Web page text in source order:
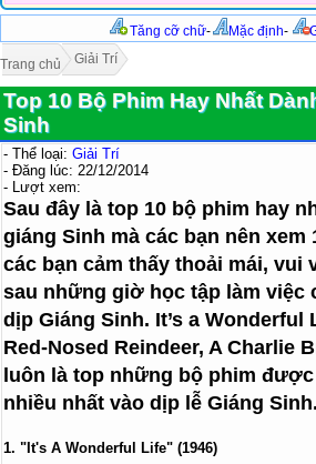
Tăng cỡ chữ- Mặc định-
Trang chủ Giải Trí
Top 10 Bộ Phim Hay Nhất
Sinh
- Thể loại: Giải Trí
- Đăng lúc: 22/12/2014
- Lượt xem:
Sau đây là top 10 bộ phim hay
giáng Sinh mà các bạn nên xem
các bạn cảm thấy thoải mái, vui
sau những giờ học tập làm việc
dịp Giáng Sinh. It’s a Wonderful
Red-Nosed Reindeer, A Charlie
luôn là top những bộ phim
nhiều nhất vào dịp lễ Giáng Sinh.
1. "It's A Wonderful Life" (1946)